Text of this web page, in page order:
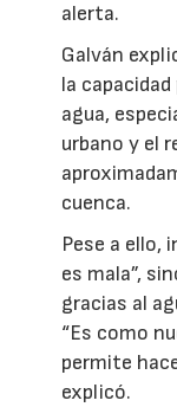
alerta.
Galván
la
agua,
urbano y el
cuenca.
Pese a ello,
es mala”,
gracias al
“Es como
permite
explicó.